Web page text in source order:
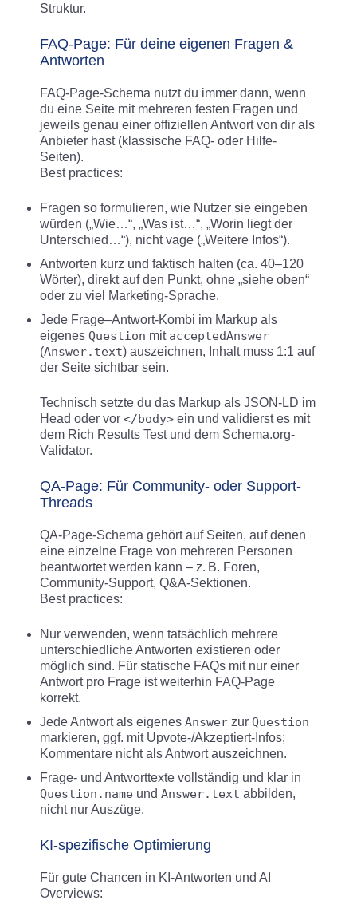
Struktur.
FAQ-Page: Für deine eigenen Fragen &
Antworten
FAQ-Page-Schema nutzt du immer dann, wenn
du eine Seite mit mehreren festen Fragen und
jeweils genau einer offiziellen Antwort von dir als
Anbieter hast (klassische FAQ- oder Hilfe-
Seiten).
Best practices:
Fragen so formulieren, wie Nutzer sie eingeben
würden („Wie…“, „Was ist…“, „Worin liegt der
Unterschied…“), nicht vage („Weitere Infos“).
Antworten kurz und faktisch halten (ca. 40–120
Wörter), direkt auf den Punkt, ohne „siehe oben“
oder zu viel Marketing-Sprache.
Jede Frage–Antwort-Kombi im Markup als
eigenes Question mit acceptedAnswer
(Answer.text) auszeichnen, Inhalt muss 1:1 auf
der Seite sichtbar sein.
Technisch setzte du das Markup als JSON‑LD im
Head oder vor </body> ein und validierst es mit
dem Rich Results Test und dem Schema.org-
Validator.
QA-Page: Für Community- oder Support-
Threads
QA-Page-Schema gehört auf Seiten, auf denen
eine einzelne Frage von mehreren Personen
beantwortet werden kann – z. B. Foren,
Community-Support, Q&A-Sektionen.
Best practices:
Nur verwenden, wenn tatsächlich mehrere
unterschiedliche Antworten existieren oder
möglich sind. Für statische FAQs mit nur einer
Antwort pro Frage ist weiterhin FAQ-Page
korrekt.
Jede Antwort als eigenes Answer zur Question
markieren, ggf. mit Upvote-/Akzeptiert-Infos;
Kommentare nicht als Antwort auszeichnen.
Frage- und Antworttexte vollständig und klar in
Question.name und Answer.text abbilden,
nicht nur Auszüge.
KI-spezifische Optimierung
Für gute Chancen in KI-Antworten und AI
Overviews: